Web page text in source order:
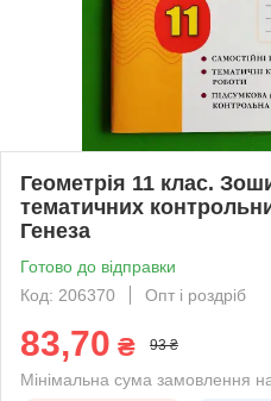
Геометрія 11 клас.
тематичних
Генеза
Готово до відправки
Код: 206370
Опт і роздріб
83,70 ₴ 93 ₴
Мінімальна сума замовлення